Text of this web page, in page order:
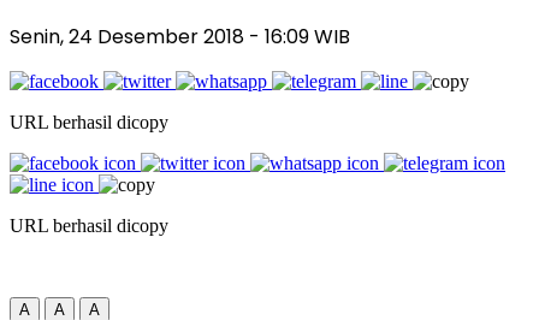
Senin, 24 Desember 2018 - 16:09 WIB
URL berhasil dicopy
URL berhasil dicopy
A A A